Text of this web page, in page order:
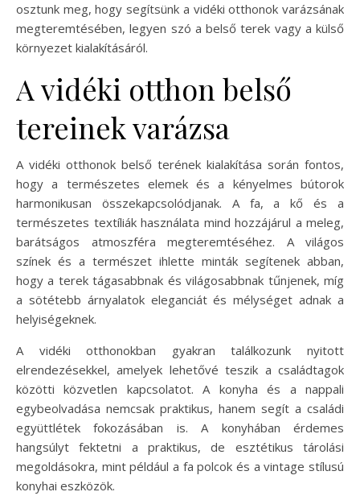
osztunk meg, hogy segítsünk a vidéki otthonok varázsának
megteremtésében, legyen szó a belső terek vagy a külső
környezet kialakításáról.
A vidéki otthon belső
tereinek varázsa
A vidéki otthonok belső terének kialakítása során fontos,
hogy a természetes elemek és a kényelmes bútorok
harmonikusan összekapcsolódjanak. A fa, a kő és a
természetes textíliák használata mind hozzájárul a meleg,
barátságos atmoszféra megteremtéséhez. A világos
színek és a természet ihlette minták segítenek abban,
hogy a terek tágasabbnak és világosabbnak tűnjenek, míg
a sötétebb árnyalatok eleganciát és mélységet adnak a
helyiségeknek.
A vidéki otthonokban gyakran találkozunk nyitott
elrendezésekkel, amelyek lehetővé teszik a családtagok
közötti közvetlen kapcsolatot. A konyha és a nappali
egybeolvadása nemcsak praktikus, hanem segít a családi
együttlétek fokozásában is. A konyhában érdemes
hangsúlyt fektetni a praktikus, de esztétikus tárolási
megoldásokra, mint például a fa polcok és a vintage stílusú
konyhai eszközök.